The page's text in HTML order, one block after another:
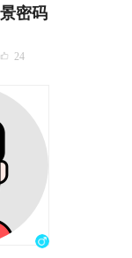
密码
24